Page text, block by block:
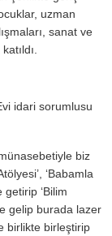
uzman
sanat ve
idari sorumlusu
münasebetiyle biz
‘Babamla
‘Bilim
gelip burada lazer
birlikte birleştirip